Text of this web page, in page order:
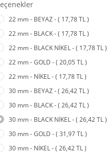
22 mm - BEYAZ - ( 17,78 TL )
22 mm - BLACK - ( 17,78 TL )
22 mm - BLACK NİKEL - ( 17,78 TL )
22 mm - GOLD - ( 20,05 TL )
22 mm - NİKEL - ( 17,78 TL )
30 mm - BEYAZ - ( 26,42 TL )
30 mm - BLACK - ( 26,42 TL )
30 mm - BLACK NİKEL - ( 26,42 TL )
30 mm - GOLD - ( 31,97 TL )
30 mm - NİKEL - ( 26,42 TL )